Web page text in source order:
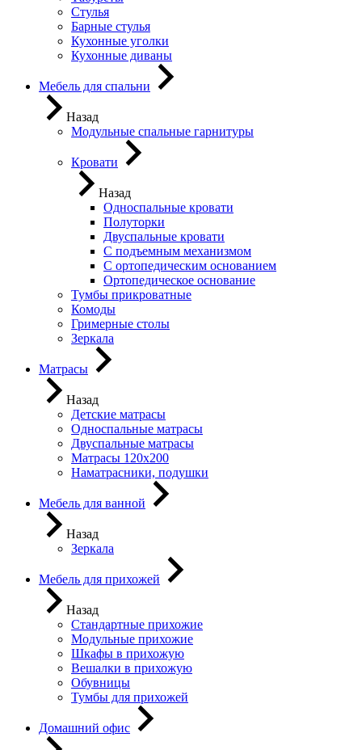
Стулья
Барные стулья
Кухонные уголки
Кухонные диваны
Мебель для спальни
Назад
Модульные спальные гарнитуры
Кровати
Назад
Односпальные кровати
Полуторки
Двуспальные кровати
С подъемным механизмом
С ортопедическим основанием
Ортопедическое основание
Тумбы прикроватные
Комоды
Гримерные столы
Зеркала
Матрасы
Назад
Детские матрасы
Односпальные матрасы
Двуспальные матрасы
Матрасы 120х200
Наматрасники, подушки
Мебель для ванной
Назад
Зеркала
Мебель для прихожей
Назад
Стандартные прихожие
Модульные прихожие
Шкафы в прихожую
Вешалки в прихожую
Обувницы
Тумбы для прихожей
Домашний офис